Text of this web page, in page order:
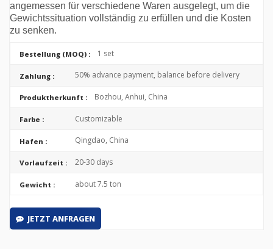
angemessen für verschiedene Waren ausgelegt, um die
Gewichtssituation vollständig zu erfüllen und die Kosten
zu senken.
Bestellung (MOQ) : 1 set
Zahlung : 50% advance payment, balance before delivery
Produktherkunft : Bozhou, Anhui, China
Farbe : Customizable
Hafen : Qingdao, China
Vorlaufzeit : 20-30 days
Gewicht : about 7.5 ton
JETZT ANFRAGEN